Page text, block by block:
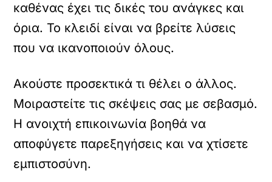
καθένας έχει τις δικές του ανάγκες και
όρια. Το κλειδί είναι να βρείτε λύσεις
που να ικανοποιούν όλους.
Ακούστε προσεκτικά τι θέλει ο άλλος.
Μοιραστείτε τις σκέψεις σας με σεβασμό.
Η ανοιχτή επικοινωνία βοηθά να
αποφύγετε παρεξηγήσεις και να χτίσετε
εμπιστοσύνη.